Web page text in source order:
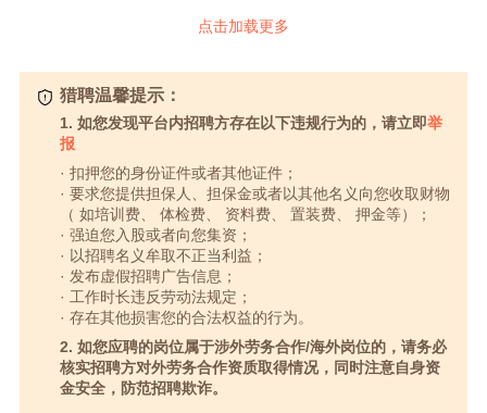
点击加载更多
猎聘温馨提示：
1. 如您发现平台内招聘方存在以下违规行为的，请立即举
报
· 扣押您的身份证件或者其他证件；
· 要求您提供担保人、担保金或者以其他名义向您收取财物
（ 如培训费、 体检费、 资料费、 置装费、 押金等）；
· 强迫您入股或者向您集资；
· 以招聘名义牟取不正当利益；
· 发布虚假招聘广告信息；
· 工作时长违反劳动法规定；
· 存在其他损害您的合法权益的行为。
2. 如您应聘的岗位属于涉外劳务合作/海外岗位的，请务必
核实招聘方对外劳务合作资质取得情况，同时注意自身资
金安全，防范招聘欺诈。